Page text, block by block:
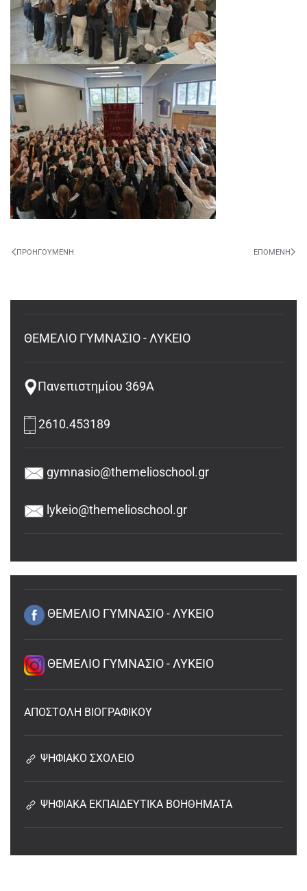
ΠΡΟΗΓΟΎΜΕΝΗ ΕΠΌΜΕΝΗ
ΘΕΜΕΛΙΟ ΓΥΜΝΑΣΙΟ - ΛΥΚΕΙΟ
Πανεπιστημίου 369Α
2610.453189
gymnasio@themelioschool.gr
lykeio@themelioschool.gr
ΘΕΜΕΛΙΟ ΓΥΜΝΑΣΙΟ - ΛΥΚΕΙΟ
ΘΕΜΕΛΙΟ ΓΥΜΝΑΣΙΟ - ΛΥΚΕΙΟ
ΑΠΟΣΤΟΛΗ ΒΙΟΓΡΑΦΙΚΟΥ
ΨΗΦΙΑΚΟ ΣΧΟΛΕΙΟ
ΨΗΦΙΑΚΑ ΕΚΠΑΙΔΕΥΤΙΚΑ ΒΟΗΘΗΜΑΤΑ